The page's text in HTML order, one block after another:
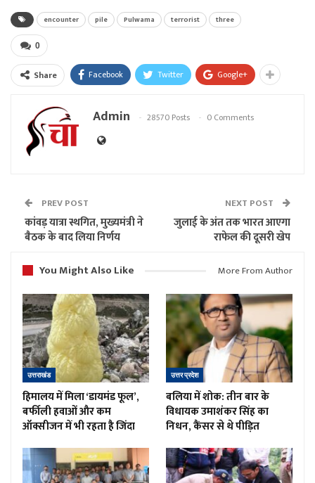
encounter pile Pulwama terrorist three
0
Share Facebook Twitter Google+
Admin 28570 Posts 0 Comments
PREV POST
कांवड़ यात्रा स्थगित, मुख्यमंत्री ने
बैठक के बाद लिया निर्णय
NEXT POST
जुलाई के अंत तक भारत आएगा
राफेल की दूसरी खेप
You Might Also Like
More From Author
उत्तराखंड
हिमालय में मिला ‘डायमंड फूल’,
बर्फीली हवाओं और कम
ऑक्सीजन में भी रहता है जिंदा
उत्तर प्रदेश
बलिया में शोक: तीन बार के
विधायक उमाशंकर सिंह का
निधन, कैंसर से थे पीड़ित